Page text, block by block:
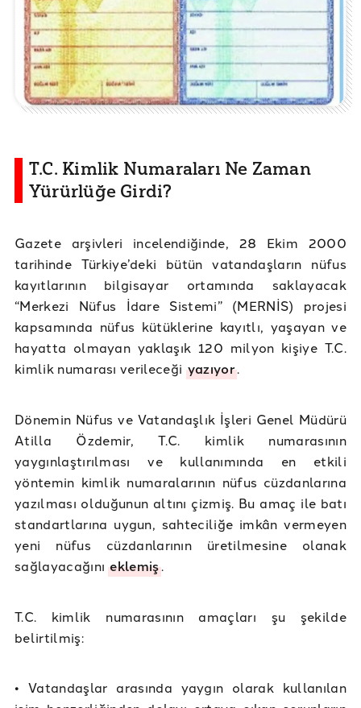
T.C. Kimlik Numaraları Ne Zaman
Yürürlüğe Girdi?
Gazete arşivleri incelendiğinde, 28 Ekim 2000
tarihinde Türkiye’deki bütün vatandaşların nüfus
kayıtlarının bilgisayar ortamında saklayacak
“Merkezi Nüfus İdare Sistemi” (MERNİS) projesi
kapsamında nüfus kütüklerine kayıtlı, yaşayan ve
hayatta olmayan yaklaşık 120 milyon kişiye T.C.
kimlik numarası verileceği yazıyor.
Dönemin Nüfus ve Vatandaşlık İşleri Genel Müdürü
Atilla Özdemir, T.C. kimlik numarasının
yaygınlaştırılması ve kullanımında en etkili
yöntemin kimlik numaralarının nüfus cüzdanlarına
yazılması olduğunun altını çizmiş. Bu amaç ile batı
standartlarına uygun, sahteciliğe imkân vermeyen
yeni nüfus cüzdanlarının üretilmesine olanak
sağlayacağınıeklemiş.
T.C. kimlik numarasının amaçları şu şekilde
belirtilmiş:
• Vatandaşlar arasında yaygın olarak kullanılan